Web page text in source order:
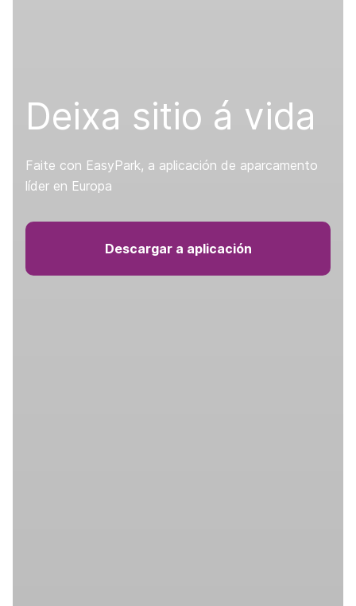
Deixa sitio á vida
Faite con EasyPark, a aplicación de aparcamento
líder en Europa
Descargar a aplicación